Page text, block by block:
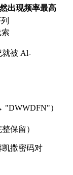
出现频率最高
就被 Al-
"DWWDFN"）
保留）
撒密码对